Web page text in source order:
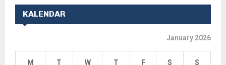
KALENDAR
January 2026
M T W T F S S